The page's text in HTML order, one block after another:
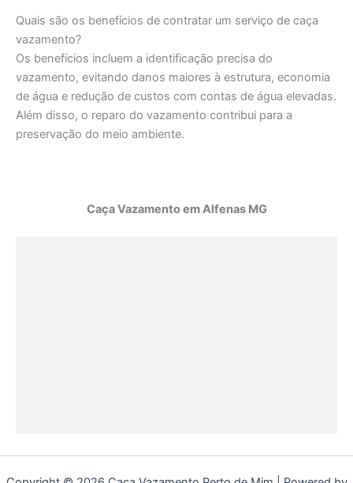
Quais são os benefícios de contratar um serviço de caça
vazamento?
Os benefícios incluem a identificação precisa do
vazamento, evitando danos maiores à estrutura, economia
de água e redução de custos com contas de água elevadas.
Além disso, o reparo do vazamento contribui para a
preservação do meio ambiente.
Caça Vazamento em Alfenas MG